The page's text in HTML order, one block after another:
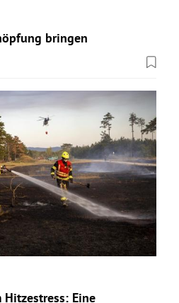
bringen
Eine